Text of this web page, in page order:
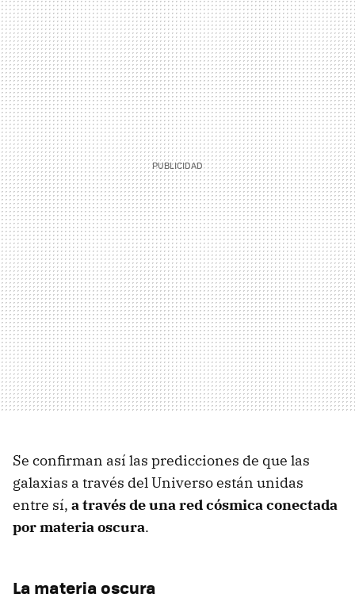
Se confirman así las predicciones de que las
galaxias a través del Universo están unidas
entre sí, a través de una red cósmica conectada
por materia oscura.
La materia oscura